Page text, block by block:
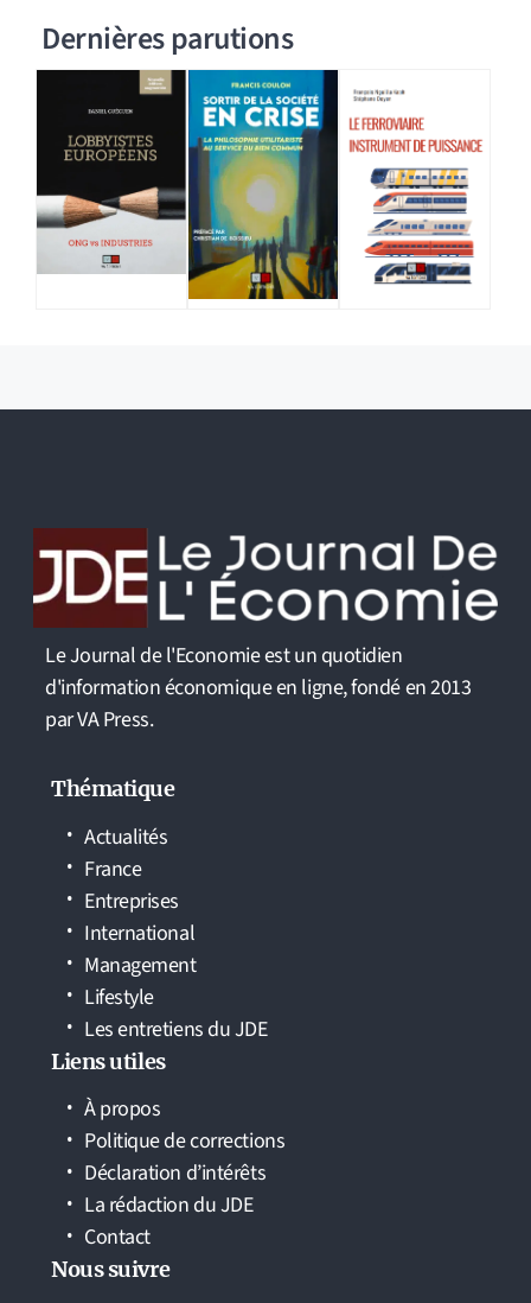
Dernières parutions
Le Journal de l'Economie est un quotidien
d'information économique en ligne, fondé en 2013
par VA Press.
Thématique
Actualités
France
Entreprises
International
Management
Lifestyle
Les entretiens du JDE
Liens utiles
À propos
Politique de corrections
Déclaration d’intérêts
La rédaction du JDE
Contact
Nous suivre